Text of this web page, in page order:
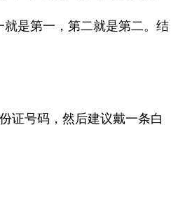
是第一，第二就是第二。结
证号码，然后建议戴一条白